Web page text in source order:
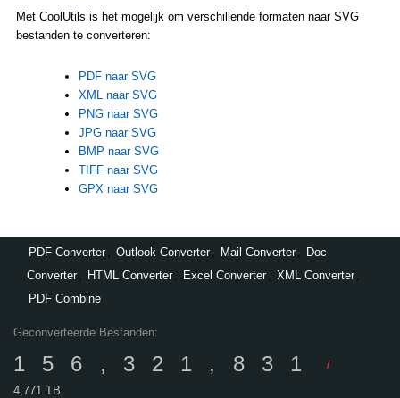
Met CoolUtils is het mogelijk om verschillende formaten naar SVG
bestanden te converteren:
PDF naar SVG
XML naar SVG
PNG naar SVG
JPG naar SVG
BMP naar SVG
TIFF naar SVG
GPX naar SVG
PDF Converter Outlook Converter Mail Converter
Doc
Converter
HTML Converter Excel Converter XML Converter
PDF Combine
Geconverteerde Bestanden:
156,321,831
/
4,771 TB